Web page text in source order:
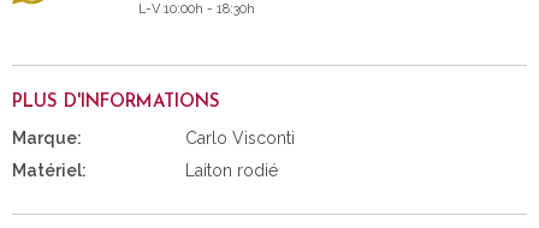
L-V 10:00h - 18:30h
PLUS D'INFORMATIONS
Marque:
Carlo Visconti
Matériel:
Laiton rodié